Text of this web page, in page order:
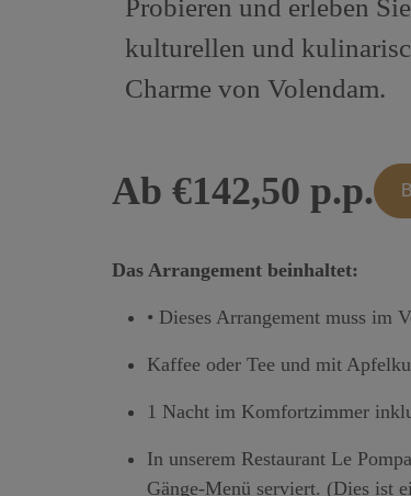
Probieren und erleben
kulturellen und
Charme von Volendam.
Ab €142,50 p.p.
Das Arrangement beinhaltet:
• Dieses Arrangement muss im
Kaffee oder Tee und mit
1 Nacht im Komfortzimmer
In unserem Restaurant Le
Gänge-Menü serviert. (Dies ist